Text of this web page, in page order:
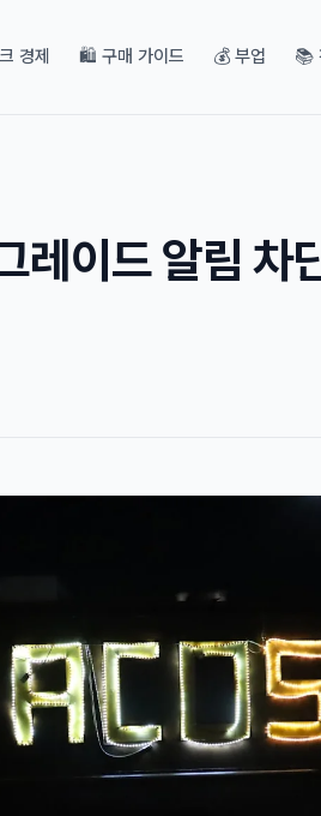
경제 🛍️ 구매 가이드 💰 부업 📚
이드 알림 차